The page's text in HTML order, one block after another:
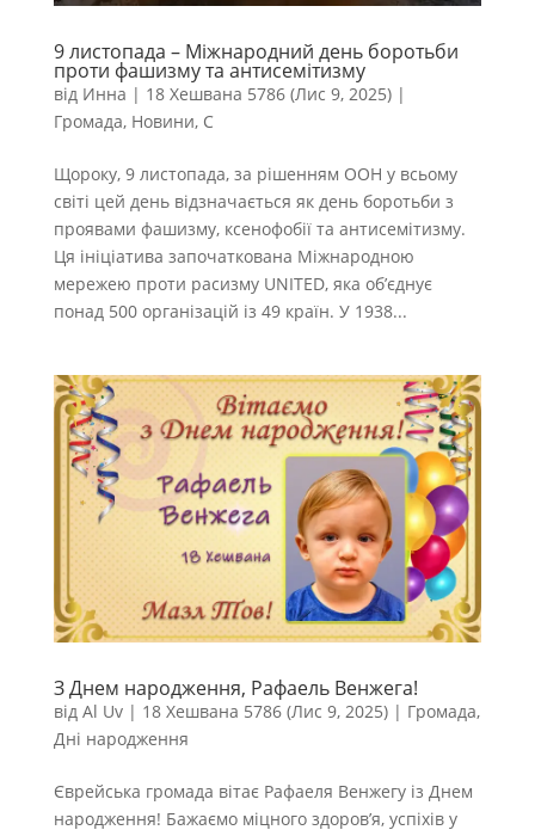
9 листопада – Міжнародний день боротьби
проти фашизму та антисемітизму
від Инна | 18 Хешвана 5786 (Лис 9, 2025)|
Громада, Новини, С
Щороку, 9 листопада, за рішенням ООН у всьому
світі цей день відзначається як день боротьби з
проявами фашизму, ксенофобії та антисемітизму.
Ця ініціатива започаткована Міжнародною
мережею проти расизму UNITED, яка об’єднує
понад 500 організацій із 49 країн. У 1938...
З Днем народження, Рафаель Венжега!
від Al Uv| 18 Хешвана 5786 (Лис 9, 2025)| Громада,
Дні народження
Єврейська громада вітає Рафаеля Венжегу із Днем
народження! Бажаємо міцного здоров’я, успіхів у